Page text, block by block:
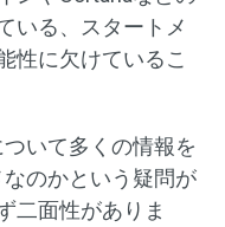
いる、スタートメ
性に欠けているこ
いて多くの情報を
のかという疑問が
二面性がありま